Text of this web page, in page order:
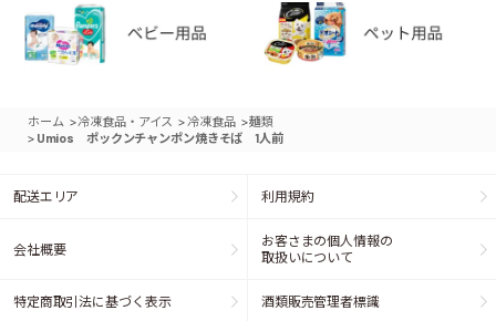
ホーム >冷凍食品・アイス > 冷凍食品 >麺類
> Umios ポックンチャンポン焼きそば 1人前
配送エリア 利用規約
会社概要
お客さまの個人情報の
取扱いについて
特定商取引法に基づく表示 酒類販売管理者標識